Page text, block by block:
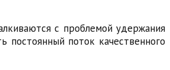
с проблемой удержания
постоянный поток качественного